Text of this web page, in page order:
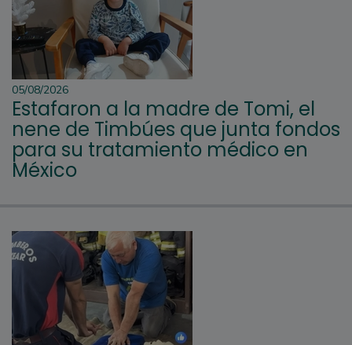
05/08/2026
Estafaron a la madre de Tomi, el
nene de Timbúes que junta fondos
para su tratamiento médico en
México